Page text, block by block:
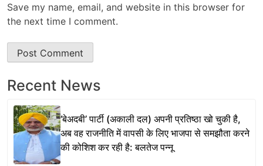
Save my name, email, and website in this browser for
the next time I comment.
Recent News
‘बेअदबी’ पार्टी (अकाली दल) अपनी प्रतिष्ठा खो चुकी है,
अब वह राजनीति में वापसी के लिए भाजपा से समझौता करने
की कोशिश कर रही है: बलतेज पन्नू